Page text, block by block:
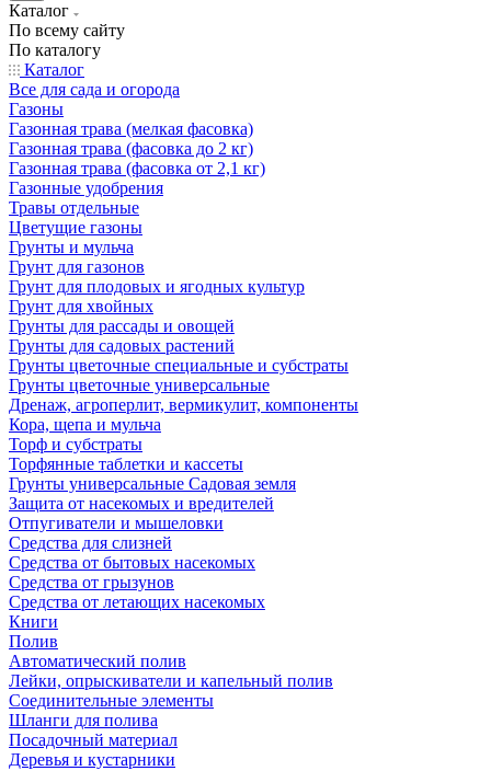
Каталог
По всему сайту
По каталогу
Каталог
Все для сада и огорода
Газоны
Газонная трава (мелкая фасовка)
Газонная трава (фасовка до 2 кг)
Газонная трава (фасовка от 2,1 кг)
Газонные удобрения
Травы отдельные
Цветущие газоны
Грунты и мульча
Грунт для газонов
Грунт для плодовых и ягодных культур
Грунт для хвойных
Грунты для рассады и овощей
Грунты для садовых растений
Грунты цветочные специальные и субстраты
Грунты цветочные универсальные
Дренаж, агроперлит, вермикулит, компоненты
Кора, щепа и мульча
Торф и субстраты
Торфянные таблетки и кассеты
Грунты универсальные Садовая земля
Защита от насекомых и вредителей
Отпугиватели и мышеловки
Средства для слизней
Средства от бытовых насекомых
Средства от грызунов
Средства от летающих насекомых
Книги
Полив
Автоматический полив
Лейки, опрыскиватели и капельный полив
Соединительные элементы
Шланги для полива
Посадочный материал
Деревья и кустарники